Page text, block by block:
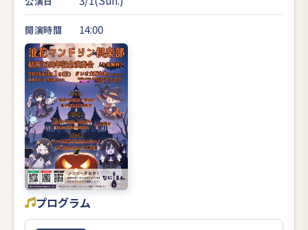
開演時間 14:00
プログラム